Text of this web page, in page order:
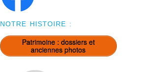
NOTRE HISTOIRE :
Patrimoine : dossiers et
anciennes photos